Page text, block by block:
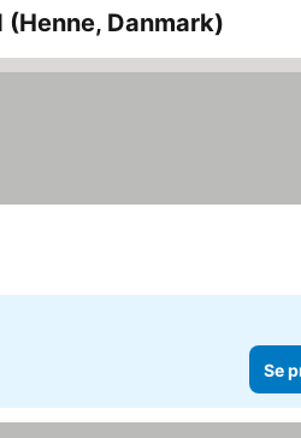
Danmark)
Se